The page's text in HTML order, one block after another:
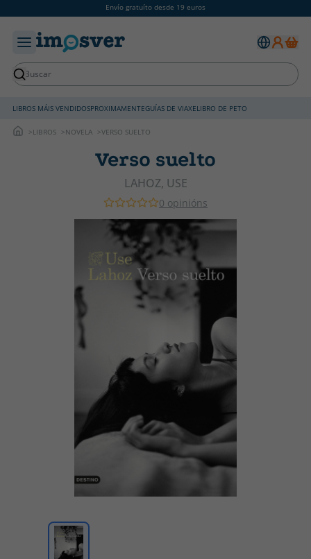
Envío gratuíto desde 19 euros
LIBROS MÁIS VENDIDOSPROXIMAMENTEGUÍAS DE VIAXELIBRO DE PETO
LIBROS NOVELA VERSO SUELTO
Verso suelto
LAHOZ, USE
0 opinións